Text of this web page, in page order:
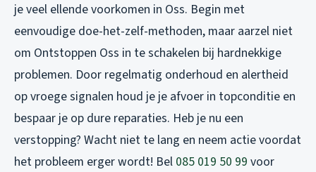
je veel ellende voorkomen in Oss. Begin met
eenvoudige doe-het-zelf-methoden, maar aarzel niet
om Ontstoppen Oss in te schakelen bij hardnekkige
problemen. Door regelmatig onderhoud en alertheid
op vroege signalen houd je je afvoer in topconditie en
bespaar je op dure reparaties. Heb je nu een
verstopping? Wacht niet te lang en neem actie voordat
het probleem erger wordt! Bel 085 019 50 99 voor